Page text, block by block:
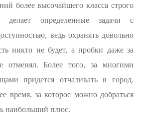
более высочайшего класса строго
делает определенные задачи с
ведь охранять довольно
никто не будет, а пробки даже за
отменял. Более того, за многими
придется отчаливать в город.
время, за которое можно добраться
наибольший плюс.